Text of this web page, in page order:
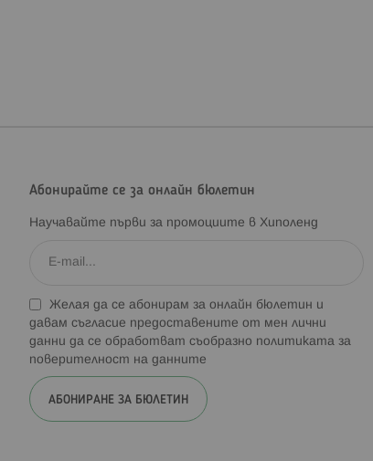
Абонирайте се за онлайн бюлетин
Научавайте първи за промоциите в Хиполенд
Желая да се абонирам за онлайн бюлетин и
давам съгласие предоставените от мен лични
данни да се обработват съобразно политиката за
поверителност на данните
АБОНИРАНЕ ЗА БЮЛЕТИН